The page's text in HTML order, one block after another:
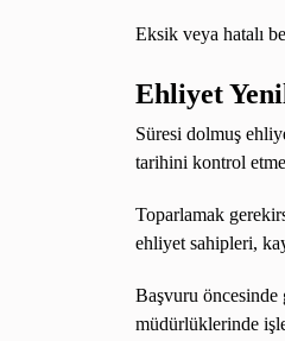
Eksik veya hatalı
Ehliyet
Süresi dolmuş
tarihini kontrol
Toparlamak
ehliyet sahipleri,
Başvuru öncesinde
müdürlüklerinde